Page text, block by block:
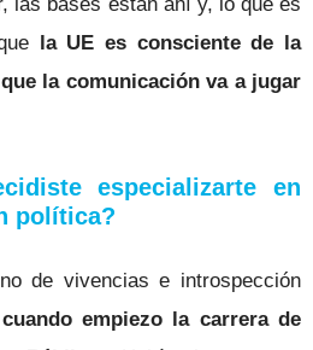
la UE es consciente de la
la comunicación va a jugar
especializarte en
política?
de vivencias e introspección
empiezo la carrera de